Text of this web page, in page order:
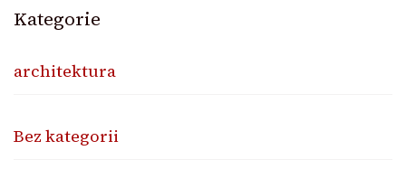
Kategorie
architektura
Bez kategorii